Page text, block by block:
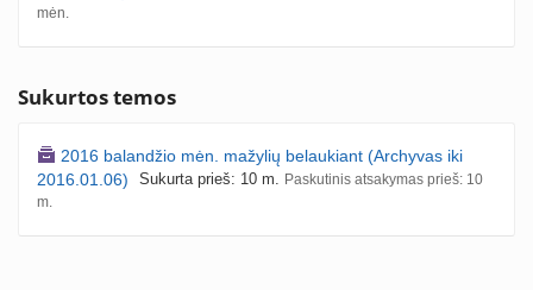
mėn.
Sukurtos temos
2016 balandžio mėn. mažylių belaukiant (Archyvas iki
2016.01.06) Sukurta prieš: 10 m. Paskutinis atsakymas prieš: 10
m.